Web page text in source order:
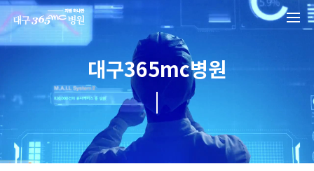
본문 바로가기
대구365mc병원